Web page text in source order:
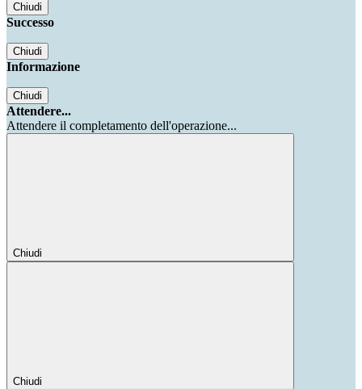
Chiudi
Successo
Chiudi
Informazione
Chiudi
Attendere...
Attendere il completamento dell'operazione...
Chiudi
Chiudi